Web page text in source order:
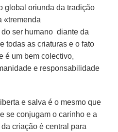
global oriunda da tradição
«tremenda
ser humano diante da
todas as criaturas e o fato
é um bem colectivo,
e responsabilidade
e salva é o mesmo que
se conjugam o carinho e a
criação é central para